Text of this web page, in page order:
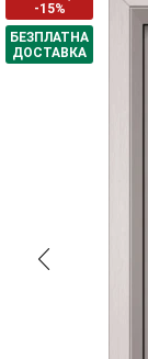
-15%
БЕЗПЛАТНА
ДОСТАВКА